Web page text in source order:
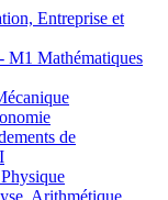
Entreprise et
Mathématiques
de
Arithmétique,